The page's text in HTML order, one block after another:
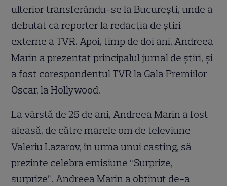
ulterior transferându-se la București, unde a
debutat ca reporter la redacția de știri
externe a TVR. Apoi, timp de doi ani, Andreea
Marin a prezentat principalul jurnal de știri, și
a fost corespondentul TVR la Gala Premiilor
Oscar, la Hollywood.
La vârstă de 25 de ani, Andreea Marin a fost
aleasă, de către marele om de televiune
Valeriu Lazarov, în urma unui casting, să
prezinte celebra emisiune “Surprize,
surprize”. Andreea Marin a obținut de-a